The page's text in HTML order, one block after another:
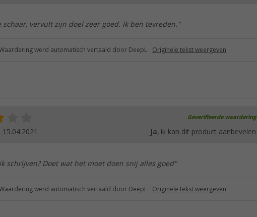
schaar, vervult zijn doel zeer goed. Ik ben tevreden."
werd automatisch vertaald door DeepL. Originele tekst weergeven
Geverifieerde waardering
15.04.2021 Ja, ik kan dit product aanbevelen
schrijven? Doet wat het moet doen snij alles goed"
werd automatisch vertaald door DeepL. Originele tekst weergeven